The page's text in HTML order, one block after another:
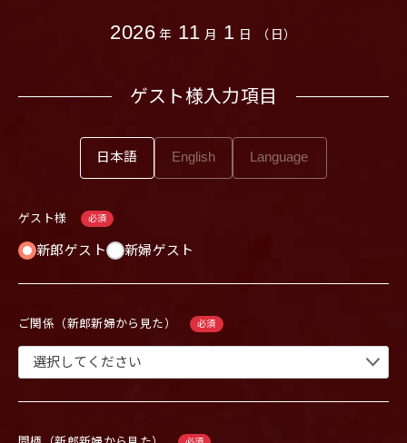
2026年 11 月 1 日 （日）
ゲスト様入力項目
日本語 English
ゲスト様 必須
新郎ゲスト 新婦ゲスト
ご関係（新郎新婦から見た） 必須